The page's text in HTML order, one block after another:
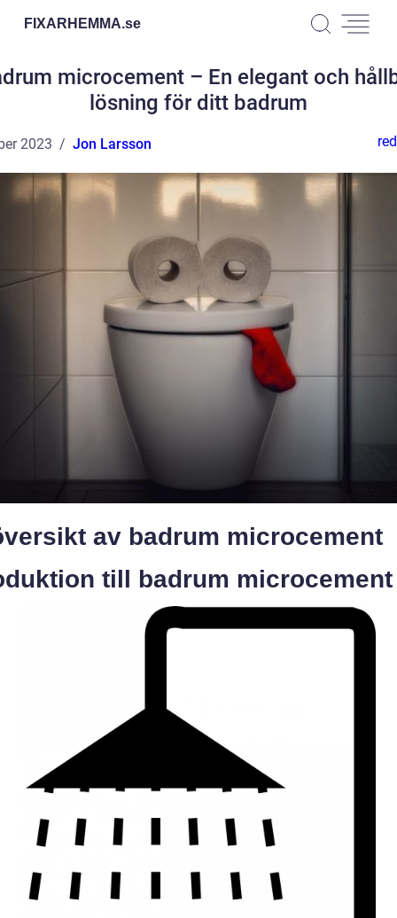
FIXARHEMMA.se
microcement – En elegant och
lösning för ditt badrum
2023 Jon Larsson
av badrum microcement
till badrum microcement